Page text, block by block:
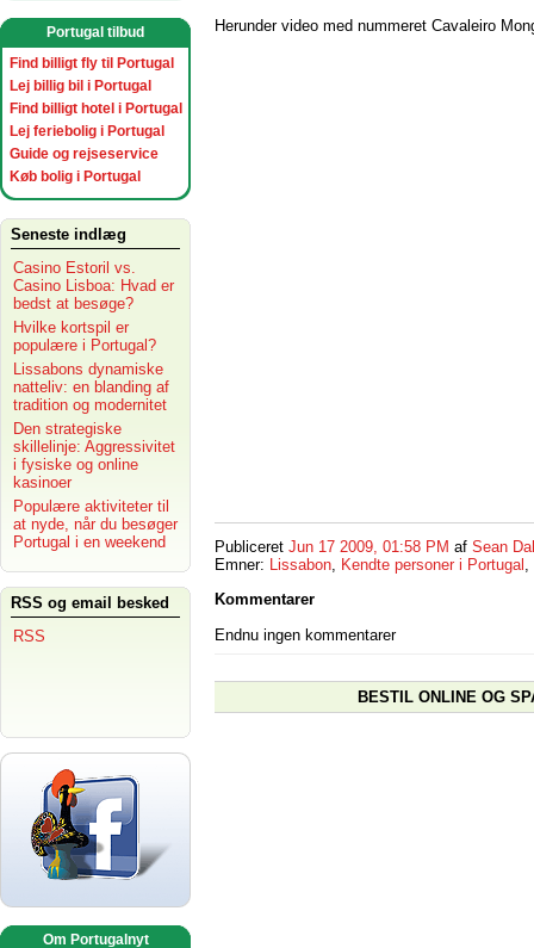
Portugal tilbud
Find billigt fly til Portugal
Lej billig bil i Portugal
Find billigt hotel i Portugal
Lej feriebolig i Portugal
Guide og rejseservice
Køb bolig i Portugal
Seneste indlæg
Casino Estoril vs.
Casino Lisboa: Hvad er
bedst at besøge?
Hvilke kortspil er
populære i Portugal?
Lissabons dynamiske
natteliv: en blanding af
tradition og modernitet
Den strategiske
skillelinje: Aggressivitet
i fysiske og online
kasinoer
Populære aktiviteter til
at nyde, når du besøger
Portugal i en weekend
RSS og email besked
RSS
Om Portugalnyt
Herunder video med nummeret Cavaleiro
Publiceret Jun 17 2009, 01:58 PM af Sean
Emner: Lissabon, Kendte personer i Portugal ,
Kommentarer
Endnu ingen kommentarer
BESTIL ONLINE OG